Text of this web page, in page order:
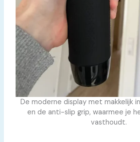
De moderne display met makkelijk
en de anti-slip grip, waarmee je
vasthoudt.